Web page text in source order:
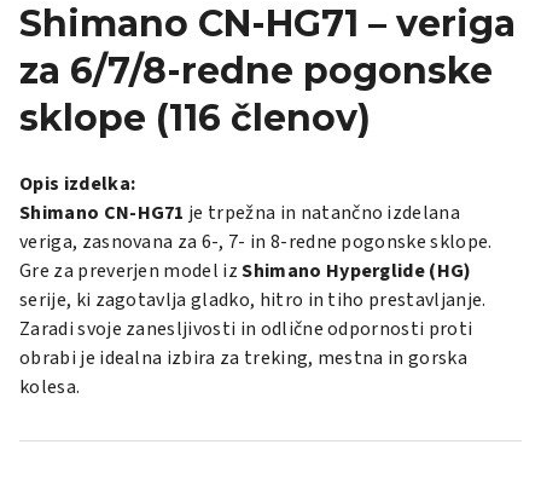
Shimano CN-HG71 – veriga
za 6/7/8-redne pogonske
sklope (116 členov)
Opis izdelka:
Shimano CN-HG71 je trpežna in natančno izdelana
veriga, zasnovana za 6-, 7- in 8-redne pogonske sklope.
Gre za preverjen model izShimano Hyperglide (HG)
serije, ki zagotavlja gladko, hitro in tiho prestavljanje.
Zaradi svoje zanesljivosti in odlične odpornosti proti
obrabi je idealna izbira za treking, mestna in gorska
kolesa.